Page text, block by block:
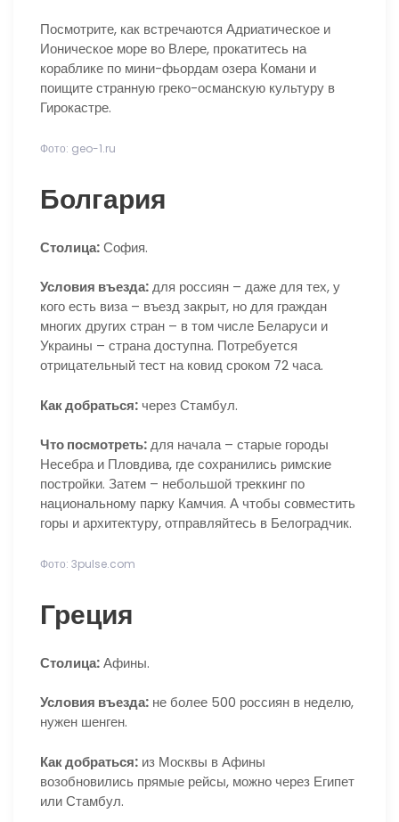
Посмотрите, как встречаются Адриатическое и
Ионическое море во Влере, прокатитесь на
кораблике по мини-фьордам озера Комани и
поищите странную греко-османскую культуру в
Гирокастре.
Фото: geo-1.ru
Болгария
Столица:София.
Условия въезда:для россиян – даже для тех, у
кого есть виза – въезд закрыт, но для граждан
многих других стран – в том числе Беларуси и
Украины – страна доступна. Потребуется
отрицательный тест на ковид сроком 72 часа.
Как добраться: через Стамбул.
Что посмотреть:для начала – старые городы
Несебра и Пловдива, где сохранились римские
постройки. Затем – небольшой треккинг по
национальному парку Камчия. А чтобы совместить
горы и архитектуру, отправляйтесь в Белоградчик.
Фото: 3pulse.com
Греция
Столица:Афины.
Условия въезда: не более 500 россиян в неделю,
нужен шенген.
Как добраться: из Москвы в Афины
возобновились прямые рейсы, можно через Египет
или Стамбул.